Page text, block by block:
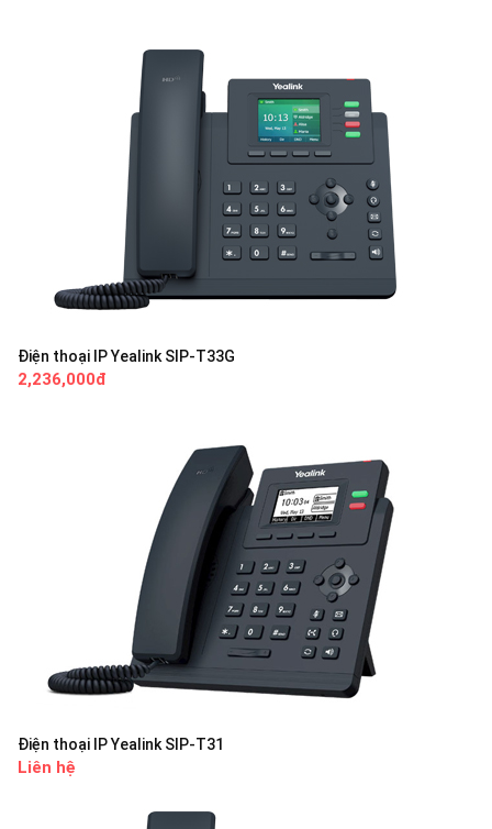
Điện thoại IP Yealink SIP-T33G
2,236,000đ
Điện thoại IP Yealink SIP-T31
Liên hệ